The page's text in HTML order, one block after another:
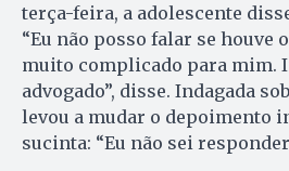
terça-feira, a adolescente
“Eu não posso falar se houve
muito complicado para mim.
advogado”, disse. Indagada
levou a mudar o depoimento
sucinta: “Eu não sei